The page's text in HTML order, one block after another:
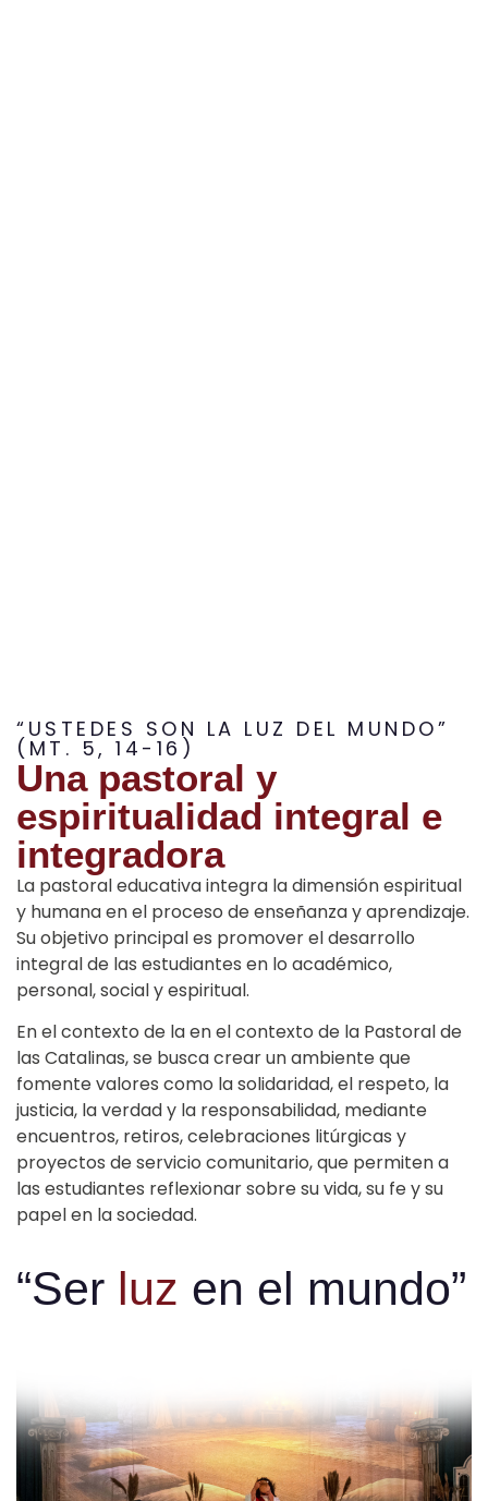
“USTEDES SON LA LUZ DEL MUNDO”
(MT. 5, 14-16)
Una pastoral y
espiritualidad integral e
integradora
La pastoral educativa integra la dimensión espiritual
y humana en el proceso de enseñanza y aprendizaje.
Su objetivo principal es promover el desarrollo
integral de las estudiantes en lo académico,
personal, social y espiritual.
En el contexto de la en el contexto de la Pastoral de
las Catalinas, se busca crear un ambiente que
fomente valores como la solidaridad, el respeto, la
justicia, la verdad y la responsabilidad, mediante
encuentros, retiros, celebraciones litúrgicas y
proyectos de servicio comunitario, que permiten a
las estudiantes reflexionar sobre su vida, su fe y su
papel en la sociedad.
“Ser luz en el mundo”